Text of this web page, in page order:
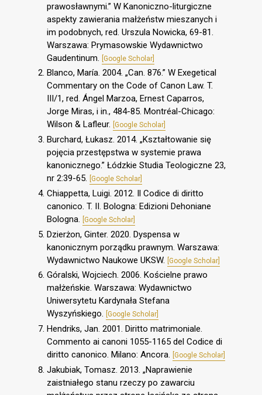
prawosławnymi.” W Kanoniczno-liturgiczne
aspekty zawierania małżeństw mieszanych i
im podobnych, red. Urszula Nowicka, 69-81.
Warszawa: Prymasowskie Wydawnictwo
Gaudentinum.
[Google Scholar]
Blanco, María. 2004. „Can. 876.” W Exegetical
Commentary on the Code of Canon Law. T.
III/1, red. Ángel Marzoa, Ernest Caparros,
Jorge Miras, i in., 484-85. Montréal-Chicago:
Wilson & Lafleur. [Google Scholar]
Burchard, Łukasz. 2014. „Kształtowanie się
pojęcia przestępstwa w systemie prawa
kanonicznego.” Łódzkie Studia Teologiczne 23,
nr 2:39-65. [Google Scholar]
Chiappetta, Luigi. 2012. Il Codice di diritto
canonico. T. II. Bologna: Edizioni Dehoniane
Bologna. [Google Scholar]
Dzierżon, Ginter. 2020. Dyspensa w
kanonicznym porządku prawnym. Warszawa:
Wydawnictwo Naukowe UKSW.
[Google Scholar]
Góralski, Wojciech. 2006. Kościelne prawo
małżeńskie. Warszawa: Wydawnictwo
Uniwersytetu Kardynała Stefana
Wyszyńskiego. [Google Scholar]
Hendriks, Jan. 2001. Diritto matrimoniale.
Commento ai canoni 1055-1165 del Codice di
diritto canonico. Milano: Ancora. [Google Scholar]
Jakubiak, Tomasz. 2013. „Naprawienie
zaistniałego stanu rzeczy po zawarciu